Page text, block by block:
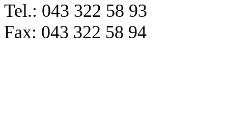
Tel.: 043 322 58 93
Fax: 043 322 58 94